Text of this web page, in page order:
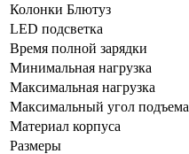
Колонки Блютуз
LED подсветка
Время полной зарядки
Минимальная нагрузка
Максимальная нагрузка
Максимальный угол подъема
Материал корпуса
Размеры